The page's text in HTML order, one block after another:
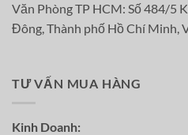
Văn Phòng TP HCM: Số 484/5
Đông, Thành phố Hồ Chí Minh,
TƯ VẤN MUA HÀNG
Kinh Doanh: